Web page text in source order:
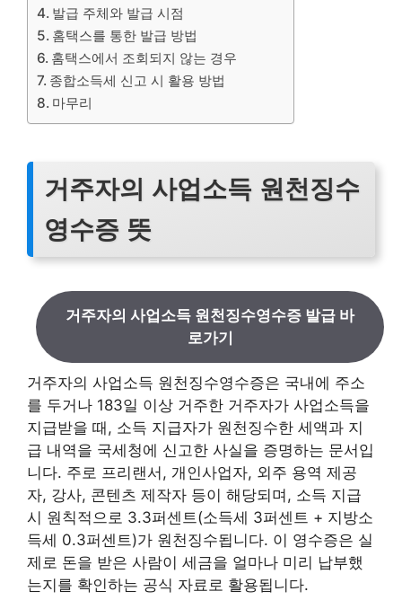
발급 주체와 발급 시점
홈택스를 통한 발급 방법
홈택스에서 조회되지 않는 경우
종합소득세 신고 시 활용 방법
마무리
거주자의 사업소득 원천징수
영수증 뜻
거주자의 사업소득 원천징수영수증 발급 바
로가기
거주자의 사업소득 원천징수영수증은 국내에 주소
를 두거나 183일 이상 거주한 거주자가 사업소득을
지급받을 때, 소득 지급자가 원천징수한 세액과 지
급 내역을 국세청에 신고한 사실을 증명하는 문서입
니다. 주로 프리랜서, 개인사업자, 외주 용역 제공
자, 강사, 콘텐츠 제작자 등이 해당되며, 소득 지급
시 원칙적으로 3.3퍼센트(소득세 3퍼센트 + 지방소
득세 0.3퍼센트)가 원천징수됩니다. 이 영수증은 실
제로 돈을 받은 사람이 세금을 얼마나 미리 납부했
는지를 확인하는 공식 자료로 활용됩니다.